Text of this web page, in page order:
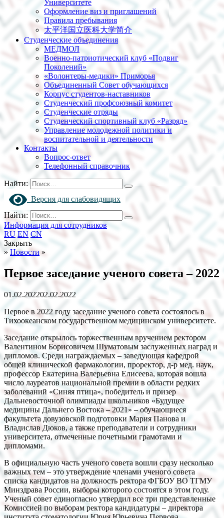
Университете
Оформление виз и приглашений
Правила пребывания
太平洋国立医科大学简介
Студенческие объединения
МЕДМОЛ
Военно-патриотический клуб «Подвиг
Поколений»
«Волонтеры-медики» Приморья
Объединенный Совет обучающихся
Корпус студентов-наставников
Студенческий профсоюзный комитет
Студенческие отряды
Студенческий спортивный клуб «Разряд»
Управление молодежной политики и
воспитательной и деятельности
Контакты
Вопрос-ответ
Телефонный справочник
Найти:
Версия для слабовидящих
Найти:
Информация для сотрудников
RU EN CN
Закрыть
» Новости »
Первое заседание ученого совета – 2022
01.02.202202.02.2022
Первое в 2022 году заседание ученого совета состоялось в
Тихоокеанском государственном медицинском университете.
Заседание открылось торжественным вручением ректором
Валентином Борисовичем Шуматовым заслуженных наград и
дипломов. Среди награждаемых – заведующая кафедрой
общей клинической фармакологии, проректор, д-р мед. наук,
профессор Екатерина Валерьевна Елисеева, которая вошла
число лауреатов национальной премии в области редких
заболеваний «Синяя птица», победитель и призер
Дальневосточной олимпиады школьников «Будущее
медицины Дальнего Востока – 2021» – обучающиеся
факультета довузовской подготовки Мария Панова и
Владислав Дюков, а также преподаватели и сотрудники
университета, отмеченные почетными грамотами и
дипломами.
В официальную часть ученого совета вошли сразу несколько
важных тем – это утверждение членами ученого совета
списка кандидатов на должность ректора ФГБОУ ВО ТГМУ
Минздрава России, выборы которого состоятся в этом году.
Ученый совет единогласно утвердил все три представленные
Комиссией по выборам ректора кандидатуры – директора